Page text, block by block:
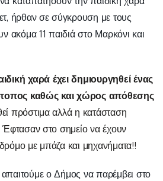
ήρθαν σε σύγκρουση με τους
ακόμα 11 παιδιά στο Μαρκόνι και
χαρά έχει δημιουργηθεί ένας
καθώς και χώρος απόθεσης
πρόστιμα αλλά η κατάσταση
Έφτασαν στο σημείο να έχουν
με μπάζα και μηχανήματα!!
ο Δήμος να παρέμβει στο